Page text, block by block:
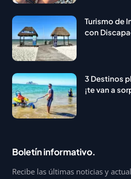
Turismo de
con
3 Destinos
¡te van a
Boletín informativo.
Recibe las últimas noticias y